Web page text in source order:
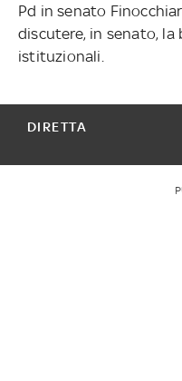
Pd in senato
discutere, in senato,
istituzionali.
DIRETTA